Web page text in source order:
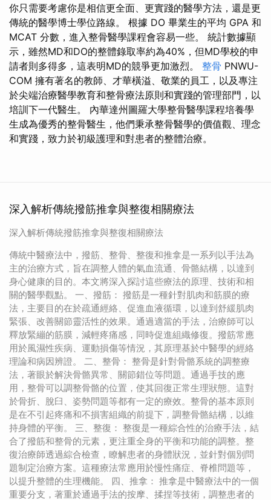
你只需要考慮你是相信更全面、更實踐的醫學方法，還是更
傳統的醫學博士學位路線。 根據 DO 畢業生的平均 GPA 和
MCAT 分數，進入整骨醫學課程會容易一些。 統計數據顯
示，雖然MD和DO的整體錄取率約為40%，但MD學校的申
請者則多得多，這表明MD的競爭更加激烈。 整骨 PNWU-
COM 擁有著名的教師、才華橫溢、敬業的員工，以及專注
於尖端治療醫學教育和整骨療法原則和實踐的管理部門，以
培訓下一代醫生。 內華達州圖羅大學整骨醫學課程培養學
生成為優秀的整骨醫生，他們秉承整骨醫學的價值觀、理念
和實踐，致力於初級護理和對患者的整體治療。
深入解析傳統撥筋推拿與整復相關療法
深入解析傳統撥筋推拿與整復相關療法
傳統中醫療法中，撥筋、整骨、整復和推拿是一系列以手法為
主的治療方式，旨在調整人體的氣血流通、骨骼結構，以達到
身心健康的目的。本文將深入探討這些療法的原理、技術和相
關的醫學觀點。 一、撥筋： 撥筋是一種針對肌肉和筋膜的療
法，主要目的在於疏通經絡、促進血液循環，以達到舒緩肌肉
緊張、改善關節靈活性的效果。通過適當的手法，治療師可以
釋放緊繃的筋膜，減輕疼痛感，同時促進組織修復。撥筋常應
用於風濕性疾病、運動損傷等情況，其原理基於中醫學的經絡
理論和病因辨證。 二、整骨： 整骨是針對骨骼系統的調整療
法，著眼於解決骨骼異常、關節錯位等問題。通過手技的應
用，整骨可以調整骨骼的位置，使其回復正常生理狀態。這對
於骨折、脫臼、姿勢問題等都有一定的療效。整骨的基本原則
是在不引起疼痛和不損害組織的前提下，調整骨骼結構，以維
持身體的平衡。 三、整復： 整復是一種綜合性的治療手法，結
合了撥筋和整骨的元素，更注重全身的平衡和功能的調整。整
復治療師透過綜合檢查，瞭解患者的身體狀況，並針對個別問
題制定治療方案。這種療法常應用於慢性痛症、脊椎問題等，
以提升整體的生理機能。 四、推拿： 推拿是中醫療法中的一個
重要分支，著重於通過手法的按摩、揉捏等技術，調整患者的